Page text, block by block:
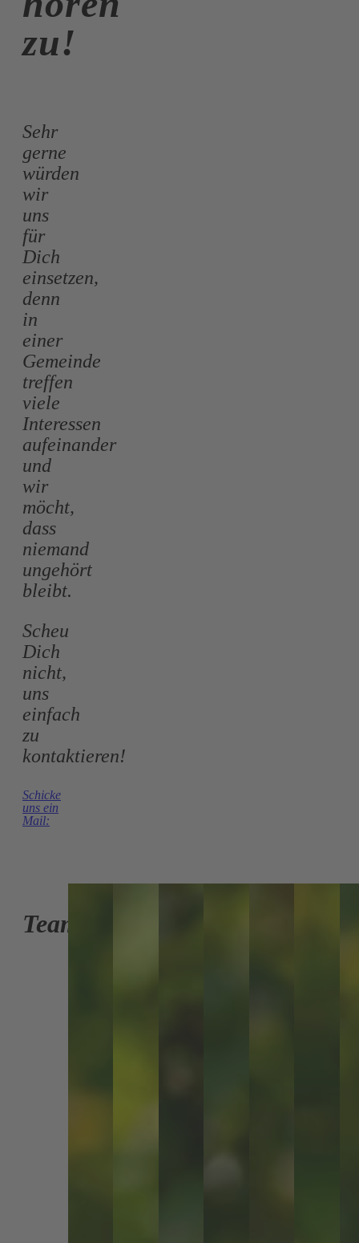
zu!
Sehr
gerne
würden
wir
uns
für
Dich
einsetzen,
denn
in
einer
Gemeinde
treffen
viele
Interessen
aufeinander
und
wir
möcht,
dass
niemand
ungehört
bleibt.
Scheu
Dich
nicht,
uns
einfach
zu
kontaktieren!
Schicke
uns ein
Mail:
Team